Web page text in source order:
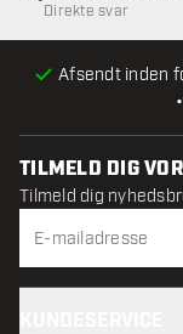
•
Afsendt inden
Direkte svar
TILMELD DIG
Tilmeld dig